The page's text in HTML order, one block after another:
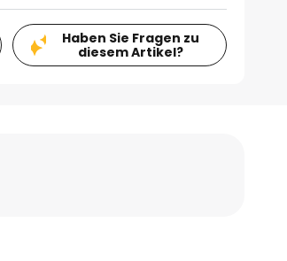
Haben Sie Fragen zu
diesem Artikel?